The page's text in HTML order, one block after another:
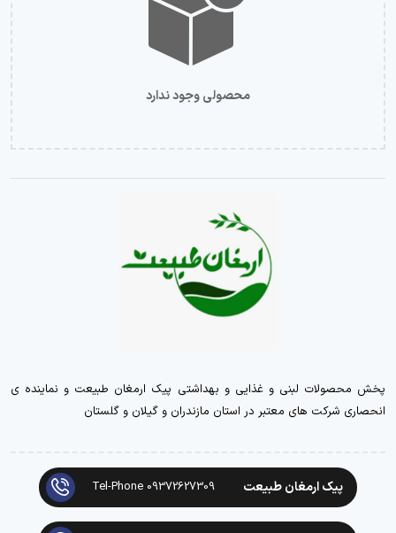
محصولی وجود ندارد
پخش محصولات لبنی و غذایی و بهداشتی پیک ارمغان طبیعت و نماینده ی
انحصاری شرکت های معتبر در استان مازندران و گیلان و گلستان
پیک ارمغان طبیعت Tel-Phone 09372627309